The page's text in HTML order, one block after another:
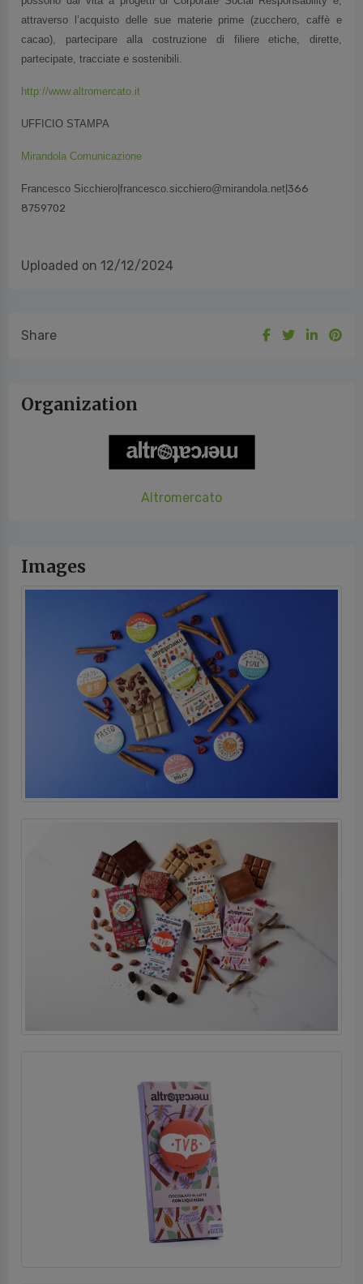
attraverso l’acquisto delle sue materie prime (zucchero, caffè e
cacao), partecipare alla costruzione di filiere etiche, dirette,
partecipate, tracciate e sostenibili.
http://www.altromercato.it
UFFICIO STAMPA
Mirandola Comunicazione
Francesco Sicchiero|francesco.sicchiero@mirandola.net 366
8759702
Uploaded on 12/12/2024
Share
Organization
Altromercato
Images